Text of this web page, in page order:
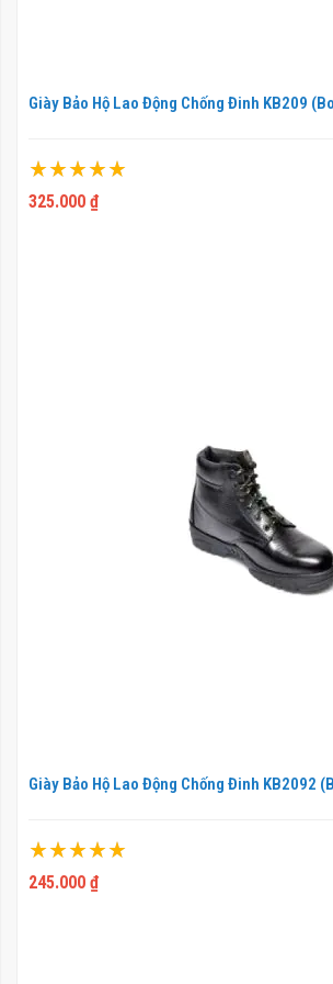
Giày Bảo Hộ Lao Động Chống Đinh KB209
Xếp hạng:
100%
325.000 ₫
Giày Bảo Hộ Lao Động Chống Đinh KB2092
Xếp hạng:
100%
245.000 ₫